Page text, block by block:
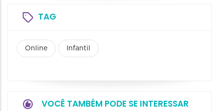
TAG
Online Infantil
VOCÊ TAMBÉM PODE SE INTERESSAR